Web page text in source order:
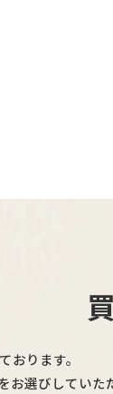
ります。
選びしていた